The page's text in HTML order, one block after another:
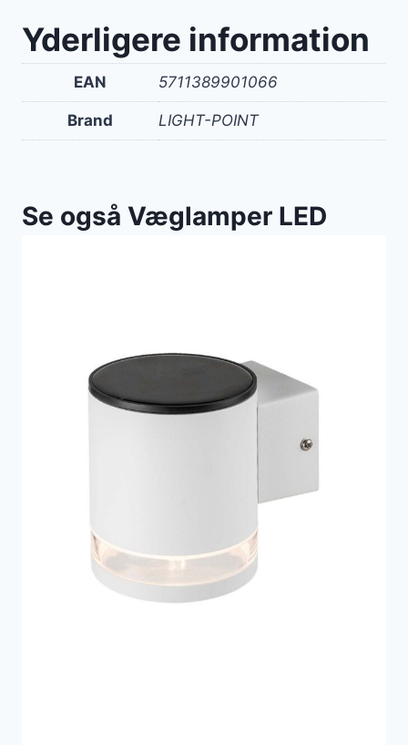
Yderligere information
EAN 5711389901066
Brand LIGHT-POINT
Se også Væglamper LED